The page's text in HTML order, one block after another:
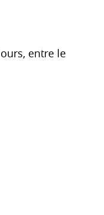
entre le